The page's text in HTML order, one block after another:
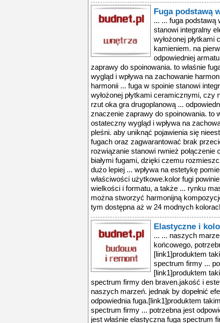
Fuga podstawą
... ... fuga podstawą
stanowi integralny
wyłożonej
kamieniem. na
odpowiedniej
zaprawy do spoinowania. to właśnie
wygląd i wpływa na zachowanie
harmonii ... fuga w spoinie stanowi
wyłożonej płytkami ceramicznymi,
rzut oka gra drugoplanową ...
znaczenie zaprawy do spoinowania. to
ostateczny wygląd i wpływa na
pleśni. aby uniknąć pojawienia się
fugach oraz zagwarantować brak
rozwiązanie stanowi rwnież
białymi fugami, dzięki czemu
dużo lepiej ... wpływa na estetykę
właściwości użytkowe.kolor fugi
wielkości i formatu, a także ... rynku
można stworzyć harmonijną
tym dostępna aż w 24 modnych
Elastyczne i
... ... naszych
końcowego,
[link1]produktem
spectrum firmy ...
[link1]produktem
spectrum firmy den braven.jakość i
naszych marzeń. jednak by dopełnić
odpowiednia fuga.[link1]produktem
spectrum firmy ... potrzebna jest
jest właśnie elastyczna fuga spectrum